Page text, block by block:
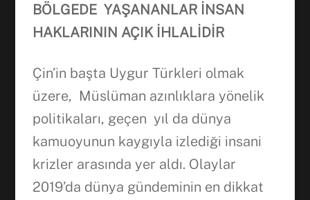
BÖLGEDE YAŞANANLAR İNSAN
HAKLARININ AÇIK İHLALİDİR
Çin’in başta Uygur Türkleri olmak
üzere, Müslüman azınlıklara yönelik
politikaları, geçen yıl da dünya
kamuoyunun kaygıyla izlediği insani
krizler arasında yer aldı. Olaylar
2019’da dünya gündeminin en dikkat